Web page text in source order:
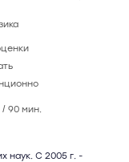
/ 90 мин.
наук. С 2005 г. -